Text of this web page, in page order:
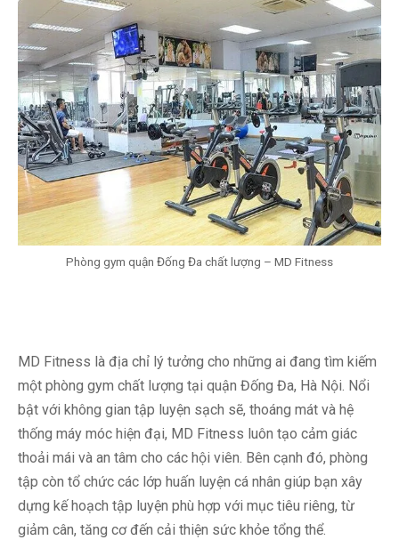
Phòng gym quận Đống Đa chất lượng – MD Fitness
MD Fitness là địa chỉ lý tưởng cho những ai đang tìm kiếm
một phòng gym chất lượng tại quận Đống Đa, Hà Nội. Nổi
bật với không gian tập luyện sạch sẽ, thoáng mát và hệ
thống máy móc hiện đại, MD Fitness luôn tạo cảm giác
thoải mái và an tâm cho các hội viên. Bên cạnh đó, phòng
tập còn tổ chức các lớp huấn luyện cá nhân giúp bạn xây
dựng kế hoạch tập luyện phù hợp với mục tiêu riêng, từ
giảm cân, tăng cơ đến cải thiện sức khỏe tổng thể.